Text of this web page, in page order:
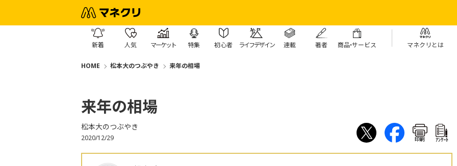
新着 人気 マーケット 特集 初心者 ライフデザイン 連載 著者 商品・サービス マネクリとは
HOME 松本大のつぶやき 来年の相場
来年の相場
松本大のつぶやき
2020/12/29 印刷 ｱﾝｹｰﾄ